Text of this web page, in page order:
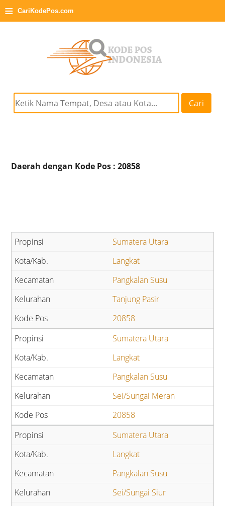
≡ CariKodePos.com
Cari
Daerah dengan Kode Pos : 20858
Sumatera Utara
Langkat
Pangkalan Susu
Tanjung Pasir
20858
Sumatera Utara
Langkat
Pangkalan Susu
Sei/Sungai Meran
20858
Sumatera Utara
Langkat
Pangkalan Susu
Sei/Sungai Siur